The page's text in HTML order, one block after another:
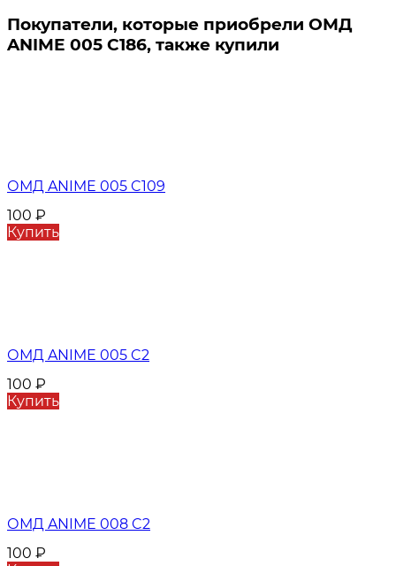
Покупатели, которые приобрели ОМД
ANIME 005 C186, также купили
ОМД ANIME 005 C109
100 ₽
Купить
ОМД ANIME 005 C2
100 ₽
Купить
ОМД ANIME 008 C2
100 ₽